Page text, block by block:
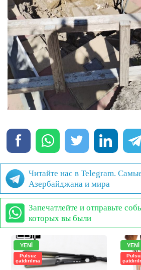
Читайте нас в Telegram.
Азербайджана и мира
Запечатлейте и отправьте
которых вы были